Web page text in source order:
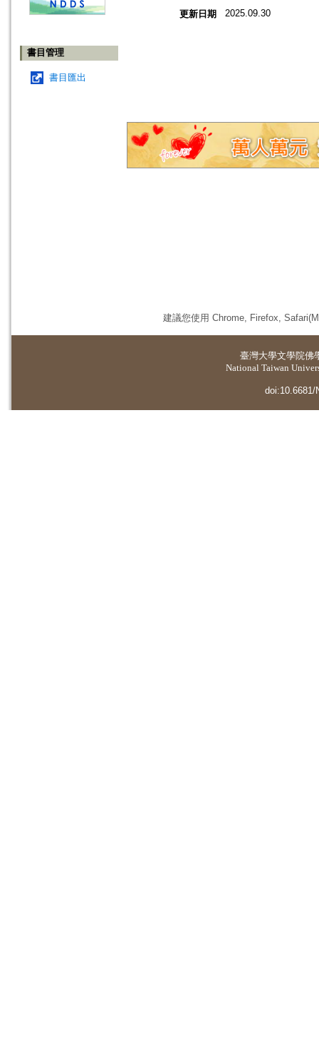
書目管理
書目匯出
更新日期 2025.09.30
建議您使用 Chrome, Firefox,
臺灣大學文學院佛
National Taiwan
doi:10.6681/